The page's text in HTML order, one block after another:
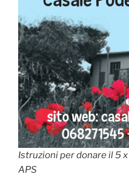
Istruzioni per donare il 5
APS